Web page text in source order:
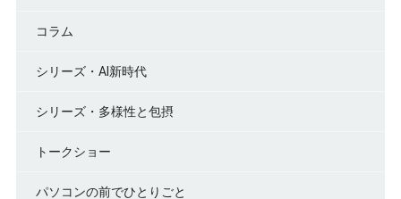
コラム
シリーズ・AI新時代
シリーズ・多様性と包摂
トークショー
パソコンの前でひとりごと